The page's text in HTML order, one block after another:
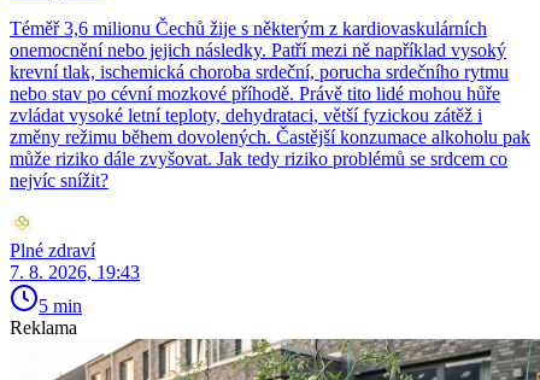
Téměř 3,6 milionu Čechů žije s některým z kardiovaskulárních
onemocnění nebo jejich následky. Patří mezi ně například vysoký
krevní tlak, ischemická choroba srdeční, porucha srdečního rytmu
nebo stav po cévní mozkové příhodě. Právě tito lidé mohou hůře
zvládat vysoké letní teploty, dehydrataci, větší fyzickou zátěž i
změny režimu během dovolených. Častější konzumace alkoholu pak
může riziko dále zvyšovat. Jak tedy riziko problémů se srdcem co
nejvíc snížit?
Plné zdraví
7. 8. 2026, 19:43
5 min
Reklama